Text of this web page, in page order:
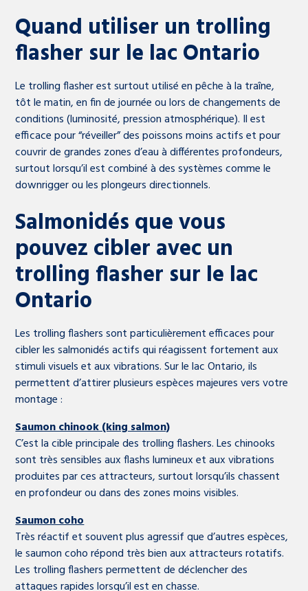
Quand utiliser un trolling
flasher sur le lac Ontario
Le trolling flasher est surtout utilisé en pêche à la traîne,
tôt le matin, en fin de journée ou lors de changements de
conditions (luminosité, pression atmosphérique). Il est
efficace pour “réveiller” des poissons moins actifs et pour
couvrir de grandes zones d’eau à différentes profondeurs,
surtout lorsqu’il est combiné à des systèmes comme le
downrigger ou les plongeurs directionnels.
Salmonidés que vous
pouvez cibler avec un
trolling flasher sur le lac
Ontario
Les trolling flashers sont particulièrement efficaces pour
cibler les salmonidés actifs qui réagissent fortement aux
stimuli visuels et aux vibrations. Sur le lac Ontario, ils
permettent d’attirer plusieurs espèces majeures vers votre
montage :
Saumon chinook (king salmon)
C’est la cible principale des trolling flashers. Les chinooks
sont très sensibles aux flashs lumineux et aux vibrations
produites par ces attracteurs, surtout lorsqu’ils chassent
en profondeur ou dans des zones moins visibles.
Saumon coho
Très réactif et souvent plus agressif que d’autres espèces,
le saumon coho répond très bien aux attracteurs rotatifs.
Les trolling flashers permettent de déclencher des
attaques rapides lorsqu’il est en chasse.